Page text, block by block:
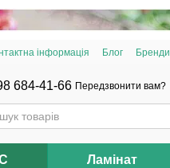
інформація Блог Бренди
684-41-66 Передзвонити вам?
Ламінат